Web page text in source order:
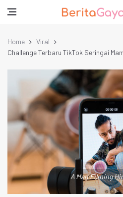
Home
Viral
Challenge Terbaru TikTok Seringai
A Man Filming